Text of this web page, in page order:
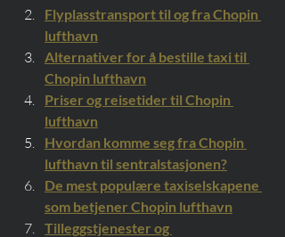
Flyplasstransport til og fra Chopin
lufthavn
Alternativer for å bestille taxi til
Chopin lufthavn
Priser og reisetider til Chopin
lufthavn
Hvordan komme seg fra Chopin
lufthavn til sentralstasjonen?
De mest populære taxiselskapene
som betjener Chopin lufthavn
Tilleggstjenester og